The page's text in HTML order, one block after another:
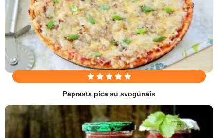
Paprasta pica su svogūnais